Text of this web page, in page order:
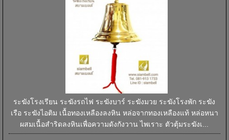
ระฆังโรงเรียน ระฆังรถไฟ ระฆังบาร์ ระฆังมวย ระฆังโรงพัก ระฆัง
เรือ ระฆังไอติม เนื้อทองเหลืองลงหิน หล่อจากทองเหลืองแท้ หล่อหนา
ผสมเนื้อสำริดลงหินเพื่อความดังกังวาน ไพเราะ ตัวตุ้มระฆังเ...